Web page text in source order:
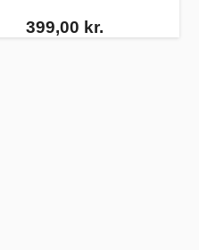
399,00 kr.